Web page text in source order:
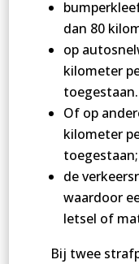
dan 80
op
kilometer
toegestaan.
Of op
kilometer
toegestaan;
de
waardoor
letsel of
Bij twee